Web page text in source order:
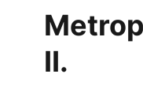
II.